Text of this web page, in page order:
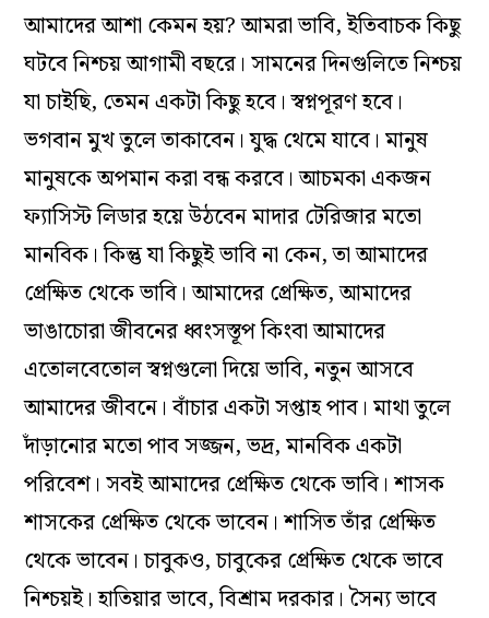
আমাদের আশা কেমন হয়? আমরা ভাবি, ইতিবাচক কিছু
ঘটবে নিশ্চয় আগামী বছরে। সামনের দিনগুলিতে নিশ্চয়
যা চাইছি, তেমন একটা কিছু হবে। স্বপ্নপূরণ হবে।
ভগবান মুখ তুলে তাকাবেন। যুদ্ধ থেমে যাবে। মানুষ
মানুষকে অপমান করা বন্ধ করবে। আচমকা একজন
ফ্যাসিস্ট লিডার হয়ে উঠবেন মাদার টেরিজার মতো
মানবিক। কিন্তু যা কিছুই ভাবি না কেন, তা আমাদের
প্রেক্ষিত থেকে ভাবি। আমাদের প্রেক্ষিত, আমাদের
ভাঙাচোরা জীবনের ধ্বংসস্তূপ কিংবা আমাদের
এতোলবেতোল স্বপ্নগুলো দিয়ে ভাবি, নতুন আসবে
আমাদের জীবনে। বাঁচার একটা সপ্তাহ পাব। মাথা তুলে
দাঁড়ানোর মতো পাব সজ্জন, ভদ্র, মানবিক একটা
পরিবেশ। সবই আমাদের প্রেক্ষিত থেকে ভাবি। শাসক
শাসকের প্রেক্ষিত থেকে ভাবেন। শাসিত তাঁর প্রেক্ষিত
থেকে ভাবেন। চাবুকও, চাবুকের প্রেক্ষিত থেকে ভাবে
নিশ্চয়ই। হাতিয়ার ভাবে, বিশ্রাম দরকার। সৈন্য ভাবে